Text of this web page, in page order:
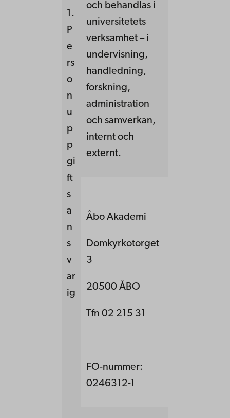
1.
P
e
rs
o
n
u
p
p
gi
ft
s
a
n
s
v
ar
ig
och behandlas i
universitetets
verksamhet – i
undervisning,
handledning,
forskning,
administration
och samverkan,
internt och
externt.
Åbo Akademi
Domkyrkotorget
3
20500 ÅBO
Tfn 02 215 31
FO-nummer:
0246312-1